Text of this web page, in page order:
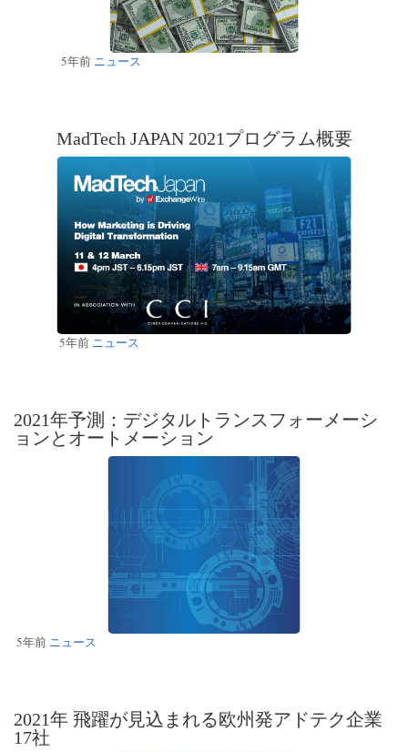
5年前 ニュース
5年前 ニュース
MadTech JAPAN 2021プログラム概要
5年前 ニュース
2021年予測：デジタルトランスフォーメーシ
ョンとオートメーション
2021年 飛躍が見込まれる欧州発アドテク企業
17社